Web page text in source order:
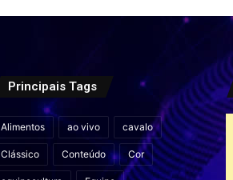
Principais Tags
Alimentos ao vivo cavalo
Clássico Conteúdo Cor